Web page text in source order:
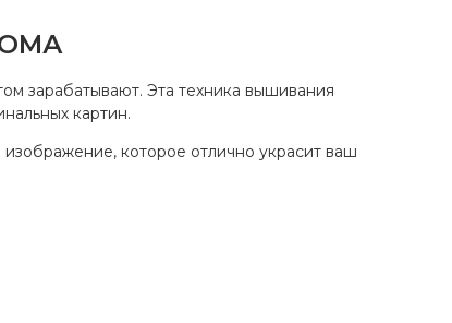
зарабатывают. Эта техника вышивания
картин.
которое отлично украсит ваш